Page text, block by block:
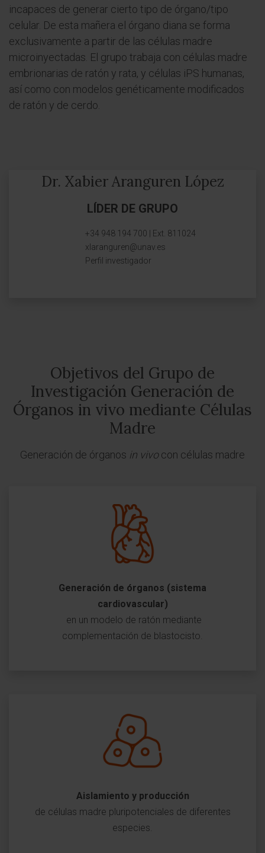
incapaces de generar cierto tipo de órgano/tipo
celular. De esta mañera el órgano diana se forma
exclusivamente a partir de las células madre
microinyectadas. El grupo trabaja con células madre
embrionarias de ratón y rata, y células iPS humanas,
así como con modelos genéticamente modificados
de ratón y de cerdo.
Dr. Xabier Aranguren López
LÍDER DE GRUPO
+34 948 194 700 | Ext. 811024
xlaranguren@unav.es
Perfil investigador
Objetivos del Grupo de
Investigación Generación de
Órganos in vivo mediante Células
Madre
Generación de órganos in vivocon células madre
Generación de órganos (sistema
cardiovascular)
en un modelo de ratón mediante
complementación de blastocisto.
Aislamiento y producción
de células madre pluripotenciales de diferentes
especies.